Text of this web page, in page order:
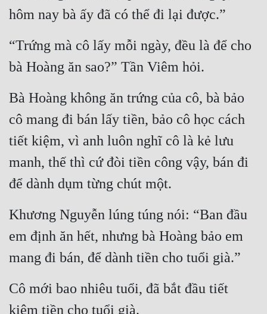
Đẹp Hiệp
Tính Cách Nhân Vật :
Vô Sỉ
hôm nay bà ấy đã có thể đi lại được.”
“Trứng mà cô lấy mỗi ngày, đều là để cho
bà Hoàng ăn sao?” Tần Viêm hỏi.
Bà Hoàng không ăn trứng của cô, bà bảo
cô mang đi bán lấy tiền, bảo cô học cách
tiết kiệm, vì anh luôn nghĩ cô là kẻ lưu
manh, thế thì cứ đòi tiền công vậy, bán đi
để dành dụm từng chút một.
Khương Nguyễn lúng túng nói: “Ban đầu
em định ăn hết, nhưng bà Hoàng bảo em
mang đi bán, để dành tiền cho tuổi già.”
Cô mới bao nhiêu tuổi, đã bắt đầu tiết
kiệm tiền cho tuổi già.